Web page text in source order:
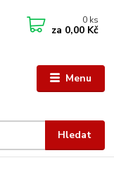
Menu
Hledat
0 ks
za 0,00 Kč